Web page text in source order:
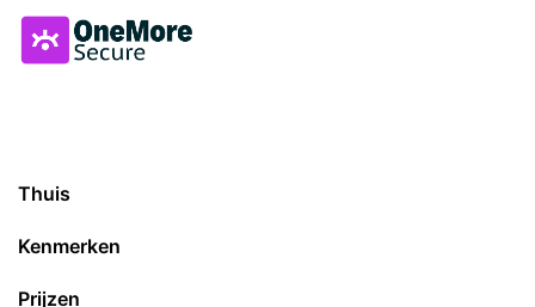
Thuis
Kenmerken
Prijzen